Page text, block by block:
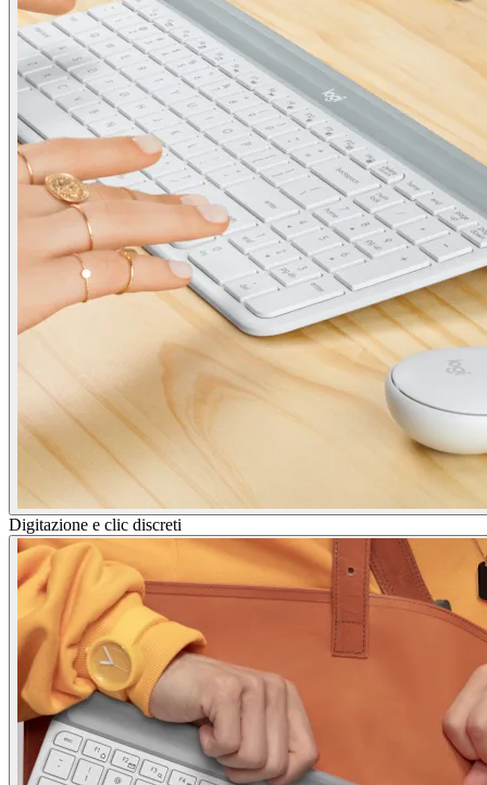
Digitazione e clic discreti